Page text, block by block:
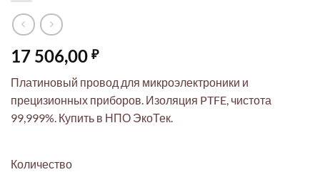
17 506,00 ₽
Платиновый провод для микроэлектроники и
прецизионных приборов. Изоляция PTFE, чистота
99,999%. Купить в НПО ЭкоТек.
Количество